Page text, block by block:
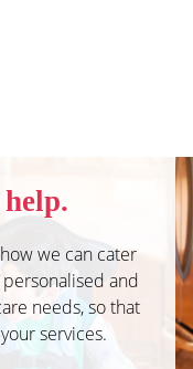
we can cater
and
needs, so that
services.